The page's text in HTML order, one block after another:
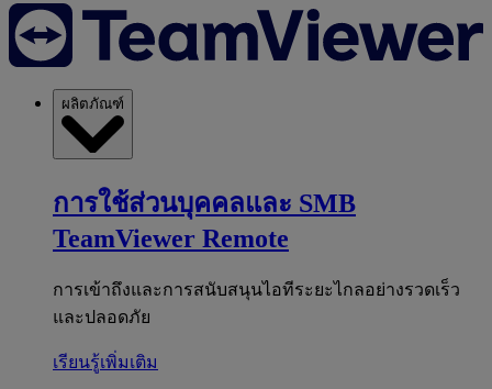
ผลิตภัณฑ์
การใช้ส่วนบุคคลและ SMB
TeamViewer Remote
การเข้าถึงและการสนับสนุนไอทีระยะไกลอย่างรวดเร็ว
และปลอดภัย
เรียนรู้เพิ่มเติม